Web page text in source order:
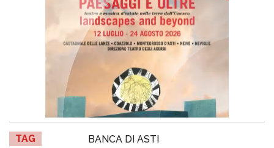
TAG
BANCA DI ASTI